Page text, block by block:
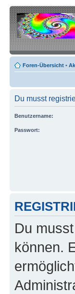
Foren-Übersicht •
Du musst
Benutzername:
Passwort:
Du
können.